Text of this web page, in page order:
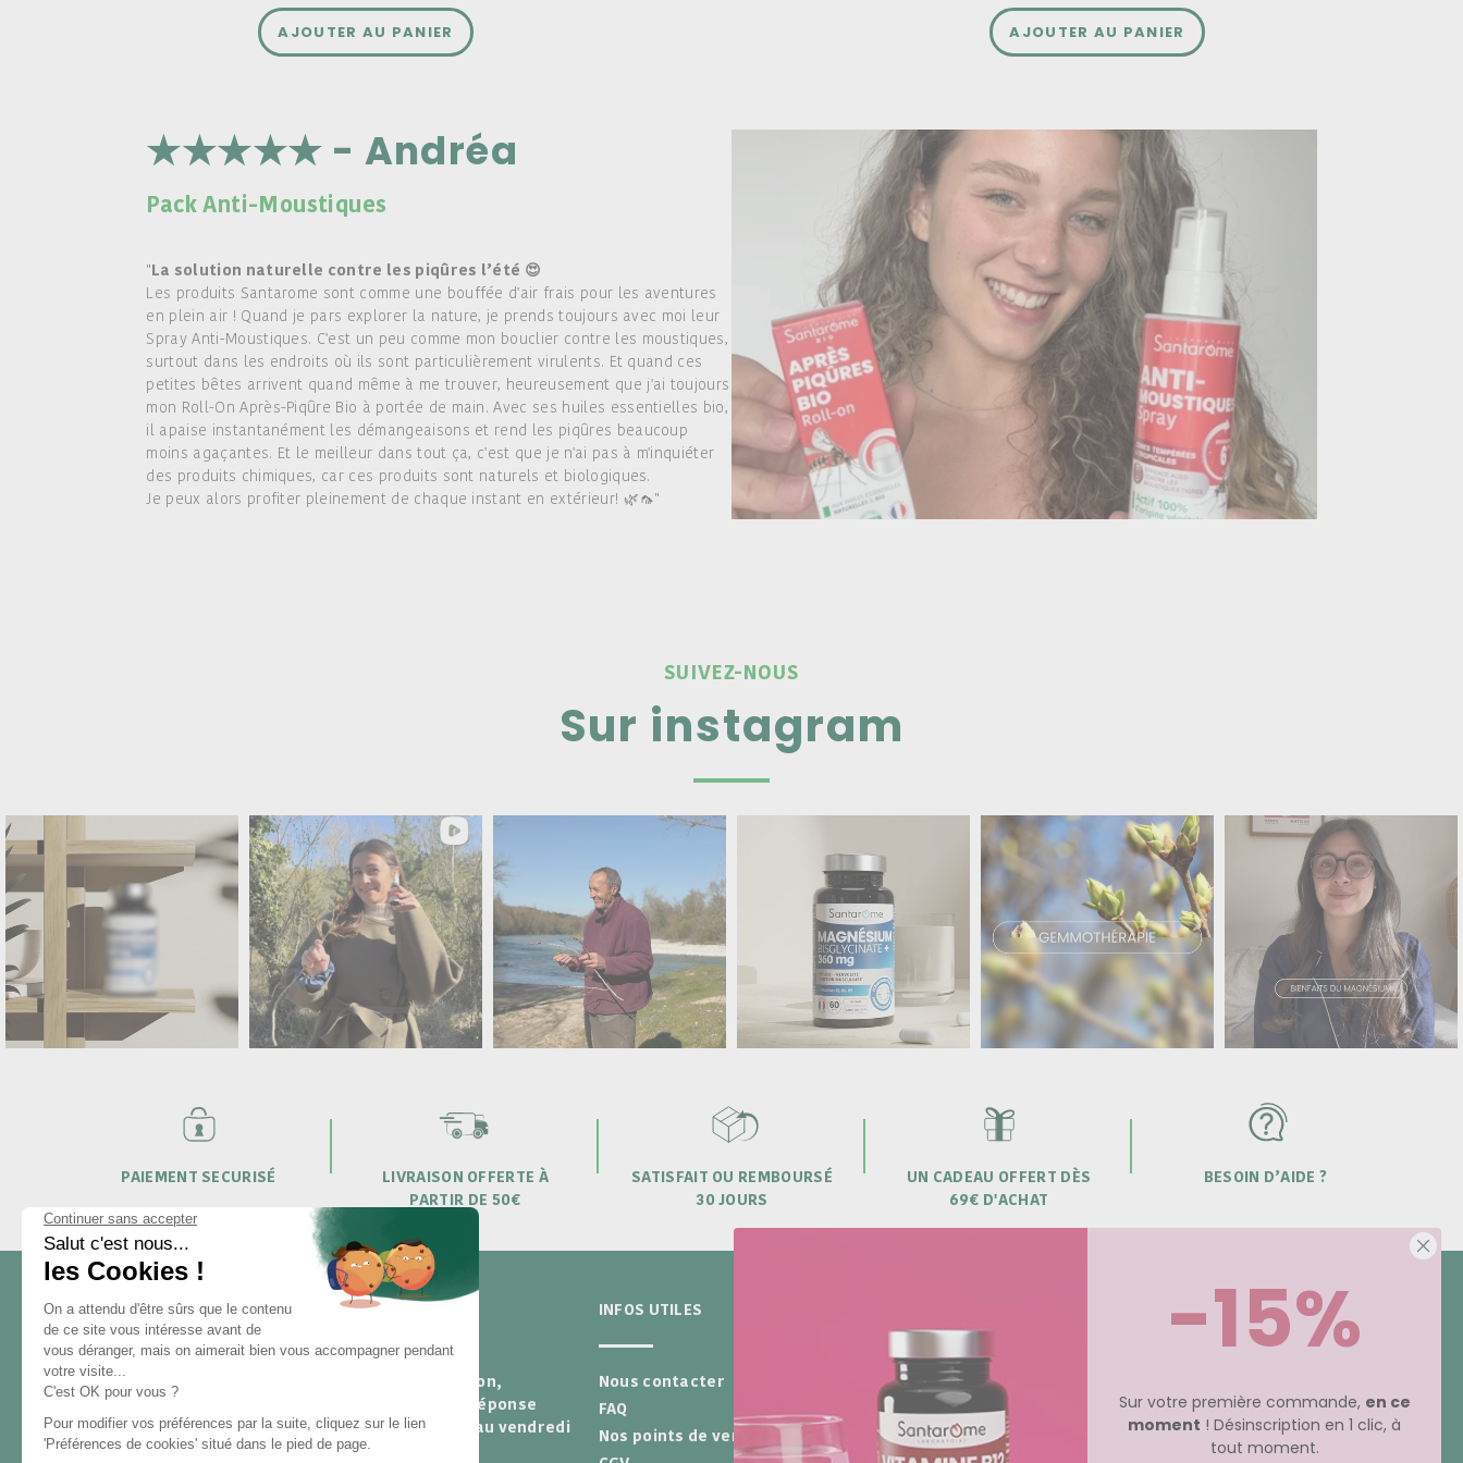
AJOUTER AU PANIER AJOUTER AU PANIER
★★★★★ - Andréa
Pack Anti-Moustiques
" La solution naturelle contre les piqûres l’été 😍
Les produits Santarome sont comme une bouffée d'air frais pour les aventures
en plein air ! Quand je pars explorer la nature, je prends toujours avec moi leur
Spray Anti-Moustiques. C'est un peu comme mon bouclier contre les moustiques,
surtout dans les endroits où ils sont particulièrement virulents. Et quand ces
petites bêtes arrivent quand même à me trouver, heureusement que j'ai toujours
mon Roll-On Après-Piqûre Bio à portée de main. Avec ses huiles essentielles bio,
il apaise instantanément les démangeaisons et rend les piqûres beaucoup
moins agaçantes. Et le meilleur dans tout ça, c'est que je n'ai pas à m'inquiéter
des produits chimiques, car ces produits sont naturels et biologiques.
Je peux alors profiter pleinement de chaque instant en extérieur! 🌿🦟"
SUIVEZ-NOUS
Sur instagram
PAIEMENT SECURISÉ
LIVRAISON OFFERTE À
PARTIR DE 50€
SATISFAIT OU REMBOURSÉ
30 JOURS
UN CADEAU OFFERT DÈS
69€ D'ACHAT
BESOIN D’AIDE ?
25 rue du Général Foy
75 008 Paris
NOUS CONTACTER
Pour toute question,
contactez nous (réponse
sous 24h du lundi au vendredi
de 9h à 18h) :
INFOS UTILES
Nous contacter
FAQ
Nos points de vente
Recrutement
Diagnostic
Nos Engagements
NEWSLETTER -15% SUR VOTRE
-15%
Sur votre première commande, en ce
moment ! Désinscription en 1 clic, à
tout moment.